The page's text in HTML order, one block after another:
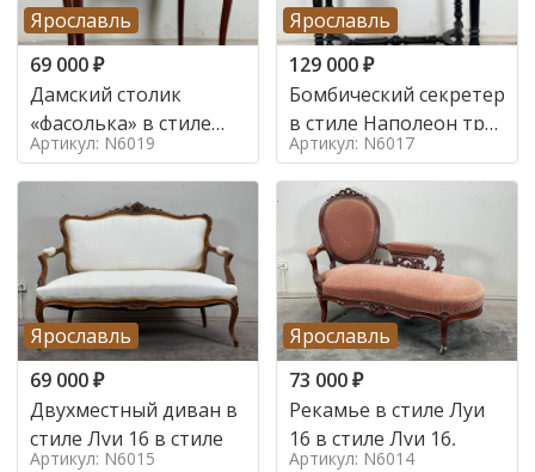
Ярославль
69 000₽
Дамский столик
«фасолька» в стиле
Луи 16,
Артикул: N6019
Ярославль
129 000₽
Бомбический секретер
в стиле Наполеон труа
в стиле
Артикул: N6017
Ярославль
69 000₽
Двухместный диван в
стиле Луи 16 в стиле
Артикул: N6015
Ярославль
73 000₽
Рекамье в стиле Луи
16 в стиле Луи 16,
Артикул: N6014